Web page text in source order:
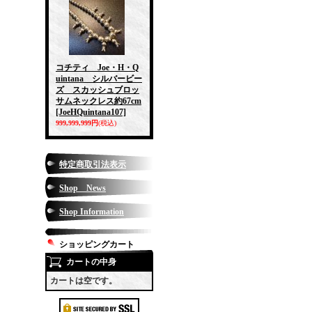
コチティ Joe・H・Q
uintana シルバービー
ズ スカッシュブロッ
サムネックレス約67cm
[JoeHQuintana107]
999,999,999円(税込)
特定商取引法表示
Shop News
Shop Information
ショッピングカート
カートの中身
カートは空です。